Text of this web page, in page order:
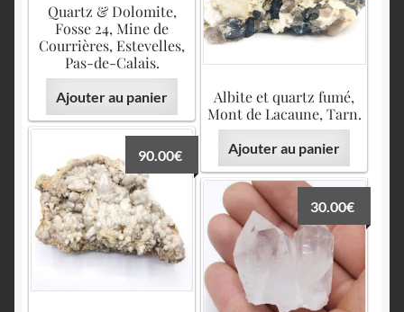
Quartz & Dolomite,
Fosse 24, Mine de
Courrières, Estevelles,
Pas-de-Calais.
Ajouter au panier
Albite et quartz fumé,
Mont de Lacaune, Tarn.
Ajouter au panier
90.00€
30.00€